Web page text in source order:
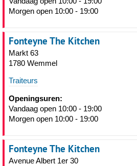
Morgen open 10:00 - 19:00
Fonteyne The Kitchen
Markt 63
1780 Wemmel
Traiteurs
Openingsuren:
Vandaag open 10:00 - 19:00
Morgen open 10:00 - 19:00
Fonteyne The Kitchen
Avenue Albert 1er 30